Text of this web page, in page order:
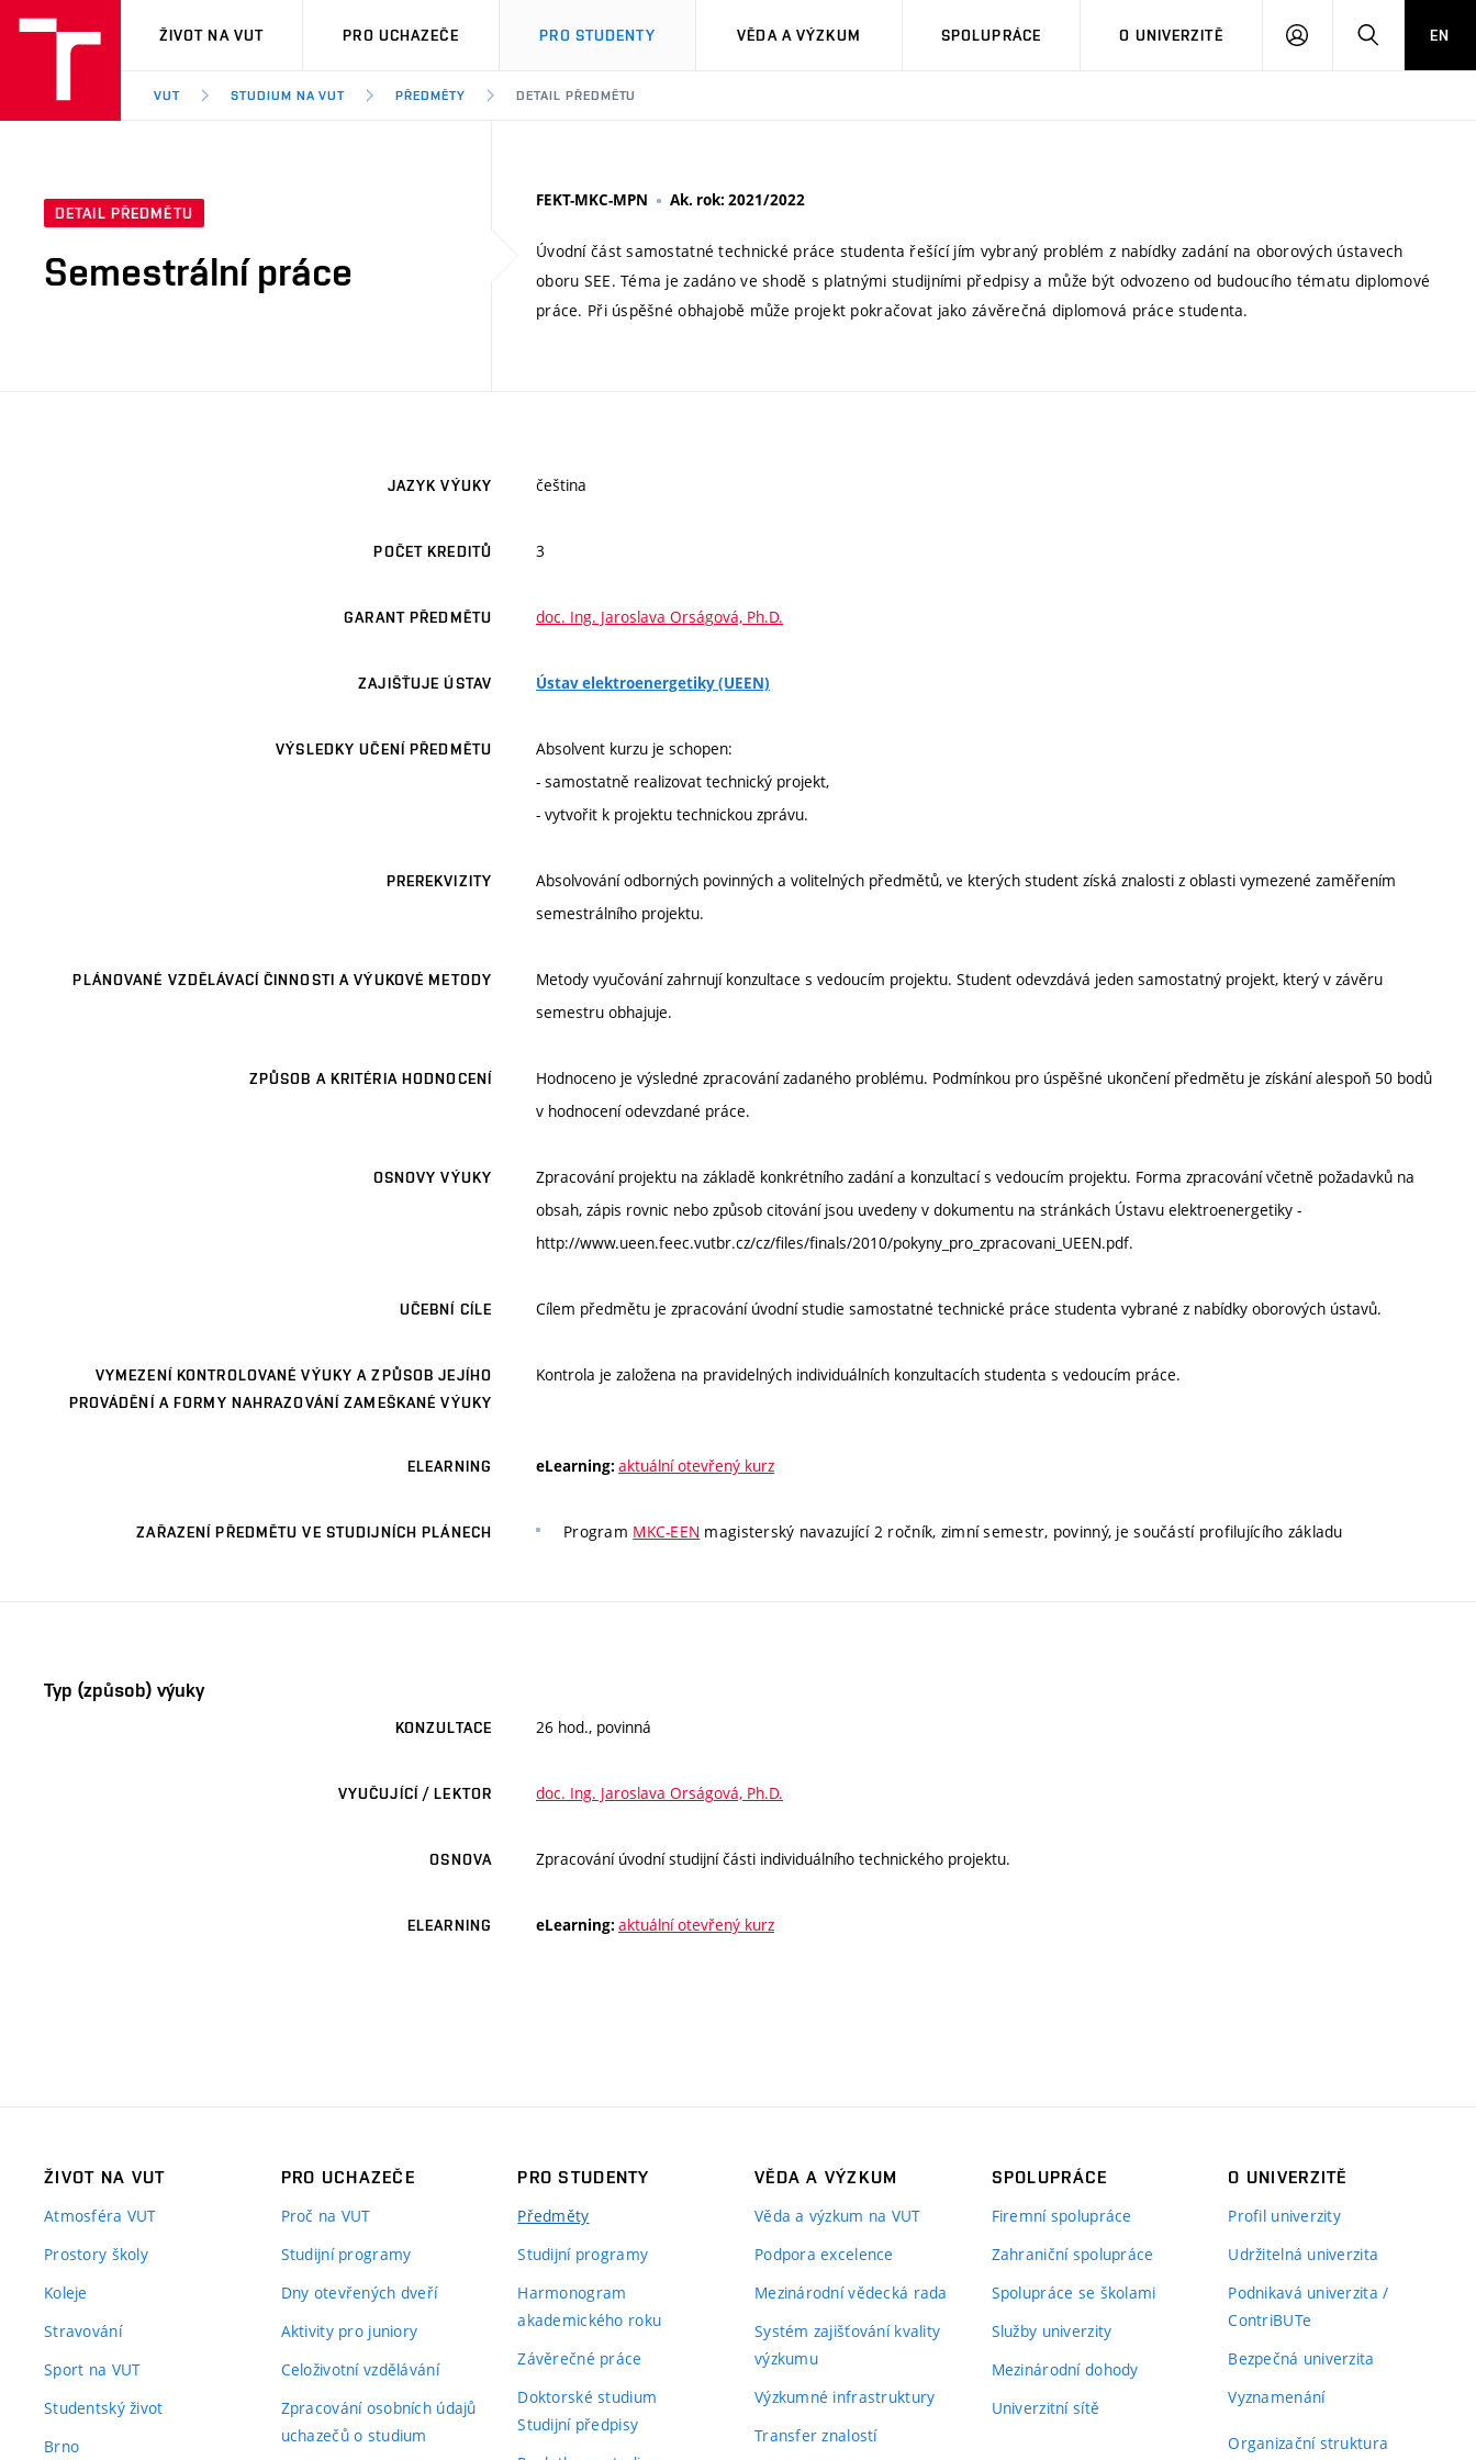
VUT
ŽIVOT NA VUT PRO UCHAZEČE PRO STUDENTY VĚDA A VÝZKUM SPOLUPRÁCE O UNIVERZITĚ
PŘIHLÁSIT HLEDATEN
VUT STUDIUM NA VUT PŘEDMĚTY DETAIL PŘEDMĚTU
DETAIL PŘEDMĚTU
Semestrální práce
FEKT-MKC-MPN Ak. rok: 2021/2022
Úvodní část samostatné technické práce studenta řešící jím vybraný problém z nabídky zadání na oborových ústavech
oboru SEE. Téma je zadáno ve shodě s platnými studijními předpisy a může být odvozeno od budoucího tématu diplomové
práce. Při úspěšné obhajobě může projekt pokračovat jako závěrečná diplomová práce studenta.
JAZYK VÝUKY čeština
POČET KREDITŮ 3
GARANT PŘEDMĚTU doc. Ing. Jaroslava Orságová, Ph.D.
ZAJIŠŤUJE ÚSTAV Ústav elektroenergetiky (UEEN)
VÝSLEDKY UČENÍ PŘEDMĚTU
Absolvent kurzu je schopen:
- samostatně realizovat technický projekt,
- vytvořit k projektu technickou zprávu.
PREREKVIZITY
Absolvování odborných povinných a volitelných předmětů, ve kterých student získá znalosti z oblasti vymezené zaměřením
semestrálního projektu.
PLÁNOVANÉ VZDĚLÁVACÍ ČINNOSTI A VÝUKOVÉ METODY
Metody vyučování zahrnují konzultace s vedoucím projektu. Student odevzdává jeden samostatný projekt, který v závěru
semestru obhajuje.
ZPŮSOB A KRITÉRIA HODNOCENÍ
Hodnoceno je výsledné zpracování zadaného problému. Podmínkou pro úspěšné ukončení předmětu je získání alespoň 50 bodů
v hodnocení odevzdané práce.
OSNOVY VÝUKY
Zpracování projektu na základě konkrétního zadání a konzultací s vedoucím projektu. Forma zpracování včetně požadavků na
obsah, zápis rovnic nebo způsob citování jsou uvedeny v dokumentu na stránkách Ústavu elektroenergetiky -
http://www.ueen.feec.vutbr.cz/cz/files/finals/2010/pokyny_pro_zpracovani_UEEN.pdf.
UČEBNÍ CÍLE Cílem předmětu je zpracování úvodní studie samostatné technické práce studenta vybrané z nabídky oborových ústavů.
VYMEZENÍ KONTROLOVANÉ VÝUKY A ZPŮSOB JEJÍHO
PROVÁDĚNÍ A FORMY NAHRAZOVÁNÍ ZAMEŠKANÉ VÝUKY
Kontrola je založena na pravidelných individuálních konzultacích studenta s vedoucím práce.
ELEARNING eLearning: aktuální otevřený kurz
ZAŘAZENÍ PŘEDMĚTU VE STUDIJNÍCH PLÁNECH Program MKC-EEN magisterský navazující 2 ročník, zimní semestr, povinný, je součástí profilujícího základu
Typ (způsob) výuky
KONZULTACE 26 hod., povinná
VYUČUJÍCÍ / LEKTOR doc. Ing. Jaroslava Orságová, Ph.D.
OSNOVA Zpracování úvodní studijní části individuálního technického projektu.
ELEARNING eLearning: aktuální otevřený kurz
ŽIVOT NA VUT
Atmosféra VUT
Prostory školy
Koleje
Stravování
Sport na VUT
Studentský život
Brno
PRO UCHAZEČE
Proč na VUT
Studijní programy
Dny otevřených dveří
Aktivity pro juniory
Celoživotní vzdělávání
Zpracování osobních údajů
uchazečů o studium
PRO STUDENTY
Předměty
Studijní programy
Harmonogram
akademického roku
Závěrečné práce
Doktorské studium
Studijní předpisy
VĚDA A VÝZKUM
Věda a výzkum na VUT
Podpora excelence
Mezinárodní vědecká rada
Systém zajišťování kvality
výzkumu
Výzkumné infrastruktury
Transfer znalostí
SPOLUPRÁCE
Firemní spolupráce
Zahraniční spolupráce
Spolupráce se školami
Služby univerzity
Mezinárodní dohody
Univerzitní sítě
O UNIVERZITĚ
Profil univerzity
Udržitelná univerzita
Podnikavá univerzita /
ContriBUTe
Bezpečná univerzita
Vyznamenání
Organizační struktura